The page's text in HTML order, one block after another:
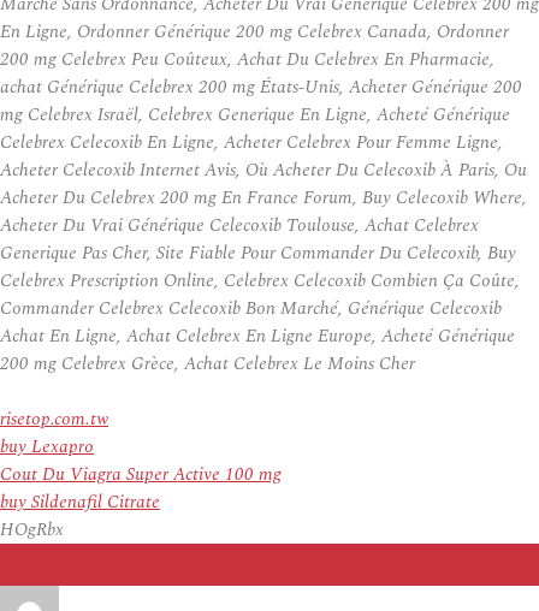
En Ligne, Ordonner Générique 200 mg Celebrex Canada, Ordonner
200 mg Celebrex Peu Coûteux, Achat Du Celebrex En Pharmacie,
achat Générique Celebrex 200 mg États-Unis, Acheter Générique 200
mg Celebrex Israël, Celebrex Generique En Ligne, Acheté Générique
Celebrex Celecoxib En Ligne, Acheter Celebrex Pour Femme Ligne,
Acheter Celecoxib Internet Avis, Où Acheter Du Celecoxib À Paris, Ou
Acheter Du Celebrex 200 mg En France Forum, Buy Celecoxib Where,
Acheter Du Vrai Générique Celecoxib Toulouse, Achat Celebrex
Generique Pas Cher, Site Fiable Pour Commander Du Celecoxib, Buy
Celebrex Prescription Online, Celebrex Celecoxib Combien Ça Coûte,
Commander Celebrex Celecoxib Bon Marché, Générique Celecoxib
Achat En Ligne, Achat Celebrex En Ligne Europe, Acheté Générique
200 mg Celebrex Grèce, Achat Celebrex Le Moins Cher
risetop.com.tw
buy Lexapro
Cout Du Viagra Super Active 100 mg
buy Sildenafil Citrate
HOgRbx